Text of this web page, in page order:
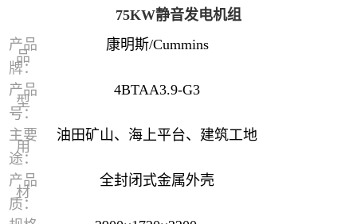
75KW静音发电机组
产品
品
牌：
康明斯/Cummins
产品
型
号：
4BTAA3.9-G3
主要
用
途：
油田矿山、海上平台、建筑工地
产品
材
质：
全封闭式金属外壳